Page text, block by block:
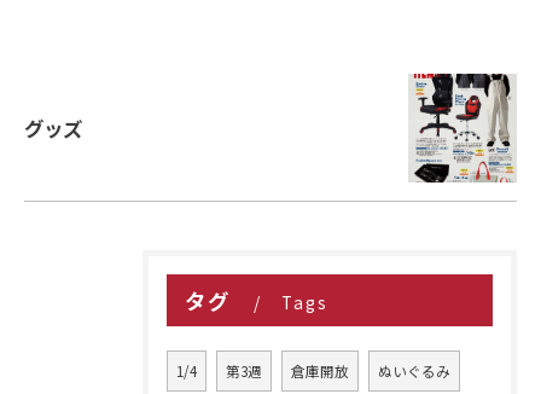
グッズ
タグ Tags
1/4 第3週 倉庫開放 ぬいぐるみ